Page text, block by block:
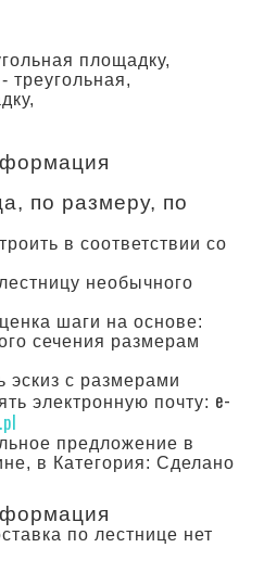
площадку,
треугольная,
по размеру, по
в соответствии со
необычного
шаги на основе:
сечения размерам
эскиз с размерами
электронную почту: e-
предложение в
в Категория: Сделано
по лестнице нет